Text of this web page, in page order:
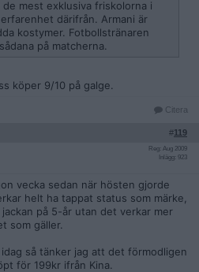
mest exklusiva friskolorna i
därifrån. Armani är
kostymer. Fotbollstränaren
på matcherna.
köper 9/10 på galge.
Citera
#119
Reg: Aug 2009
Inlägg: 923
vecka sedan när hösten gjorde
helt ha tappat status som märke,
på 5-år utan det verkar mer
som gäller.
så tänker jag att det förmodligen
för 199kr ifrån Kina.